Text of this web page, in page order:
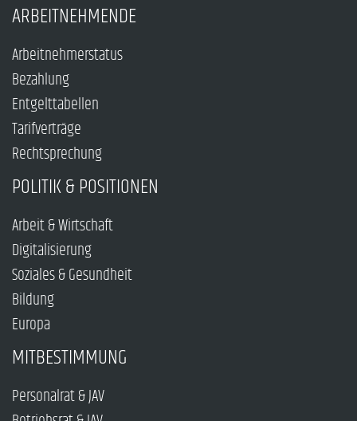
ARBEITNEHMENDE
Arbeitnehmerstatus
Bezahlung
Entgelttabellen
Tarifverträge
Rechtsprechung
POLITIK & POSITIONEN
Arbeit & Wirtschaft
Digitalisierung
Soziales & Gesundheit
Bildung
Europa
MITBESTIMMUNG
Personalrat & JAV